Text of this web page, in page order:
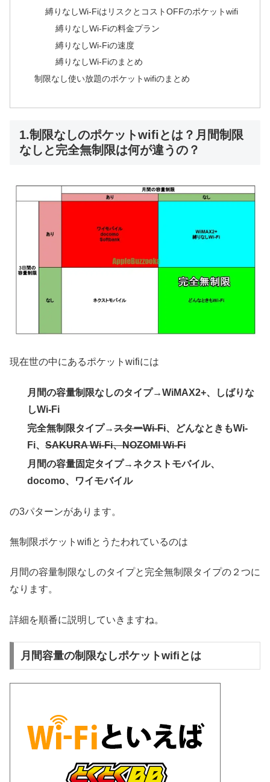
縛りなしWi-FiはリスクとコストOFFのポケットwifi
縛りなしWi-Fiの料金プラン
縛りなしWi-Fiの速度
縛りなしWi-Fiのまとめ
制限なし使い放題のポケットwifiのまとめ
1.制限なしのポケットwifiとは？月間制限
なしと完全無制限は何が違うの？
現在世の中にあるポケットwifiには
月間の容量制限なしのタイプ→WiMAX2+、しばりな
しWi-Fi
完全無制限タイプ→スターWi-Fi、どんなときもWi-
Fi、SAKURA Wi-Fi、NOZOMI Wi-Fi
月間の容量固定タイプ→ネクストモバイル、
docomo、ワイモバイル
の3パターンがあります。
無制限ポケットwifiとうたわれているのは
月間の容量制限なしのタイプと完全無制限タイプの２つに
なります。
詳細を順番に説明していきますね。
月間容量の制限なしポケットwifiとは